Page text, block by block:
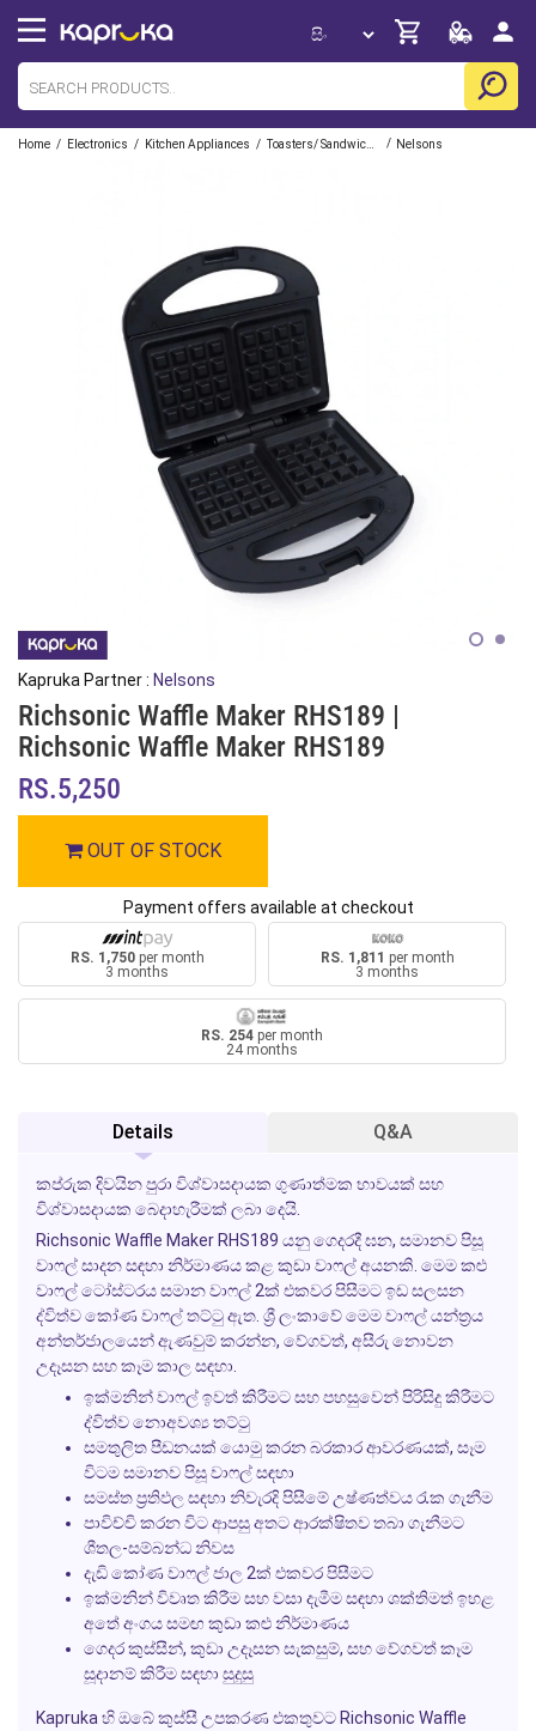
Home / Electronics / Kitchen Appliances / / Nelsons
Kapruka Partner : Nelsons
Richsonic Waffle Maker RHS189 |
Richsonic Waffle Maker RHS189
RS.5,250
OUT OF STOCK
Payment offers available at checkout
RS. 1,750per month
3 months
RS. 1,811 per month
3 months
RS. 254 per month
24 months
Details Q&A
කප්රුක දිවයින පුරා විශ්වාසදායක ගුණාත්මක භාවයක් සහ
විශ්වාසදායක බෙදාහැරීමක් ලබා දෙයි.
Richsonic Waffle Maker RHS189 යනු ගෙදරදී ඝන, සමානව පිසූ
වාෆල් සාදන සඳහා නිර්මාණය කළ කුඩා වාෆල් අයනකි. මෙම කළු
වාෆල් ටෝස්ටරය සමාන වාෆල් 2ක් එකවර පිසීමට ඉඩ සලසන
ද්විත්ව කෝණ වාෆල් තට්ටු ඇත. ශ්‍රී ලංකාවේ මෙම වාෆල් යන්ත්‍රය
අන්තර්ජාලයෙන් ඇණවුම් කරන්න, වේගවත්, අසීරු නොවන
උදෑසන සහ කෑම කාල සඳහා.
ඉක්මනින් වාෆල් ඉවත් කිරීමට සහ පහසුවෙන් පිරිසිදු කිරීමට
ද්විත්ව නොඅවශ්‍ය තට්ටු
සමතුලිත පීඩනයක් යොමු කරන බරකාර ආවරණයක්, සෑම
විටම සමානව පිසූ වාෆල් සඳහා
සමස්ත ප්‍රතිඵල සඳහා නිවැරදි පිසීමේ උෂ්ණත්වය රැක ගැනීම
පාවිච්චි කරන විට ආපසු අතට ආරක්ෂිතව තබා ගැනීමට
ශීතල-සම්බන්ධ නිවස
දැඩි කෝණ වාෆල් ජාල 2ක් එකවර පිසීමට
ඉක්මනින් විවෘත කිරීම සහ වසා දැමීම සඳහා ශක්තිමත් ඉහළ
අතේ අංගය සමඟ කුඩා කළු නිර්මාණය
ගෙදර කුස්සීන්, කුඩා උදෑසන සැකසුම්, සහ වේගවත් කෑම
සූදානම් කිරීම සඳහා සුදුසු
Kapruka හි ඔබේ කුස්සී උපකරණ එකතුවට Richsonic Waffle